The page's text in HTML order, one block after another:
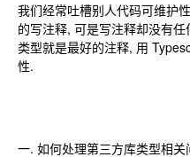
我们经常吐槽别人代码可维护
的写注释, 可是写注释却没有
类型就是最好的注释, 用
性.
一. 如何处理第三方库类型相关